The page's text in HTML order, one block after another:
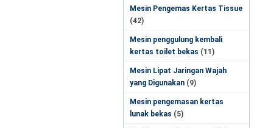
Mesin Pengemas Kertas Tissue
(42)
Mesin penggulung kembali
kertas toilet bekas (11)
Mesin Lipat Jaringan Wajah
yang Digunakan (9)
Mesin pengemasan kertas
lunak bekas (5)